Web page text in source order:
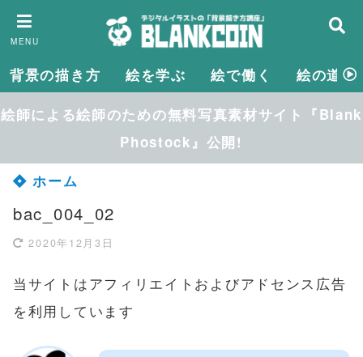
MENU
背景の描き方 絵を学ぶ 絵で働く 絵の道具
絵師による絵師のための無料写真素材サイト『Blank
Phostock』公開!
ホーム
bac_004_02
2020年12月3日
当サイトはアフィリエイトおよびアドセンス広告
を利用しています